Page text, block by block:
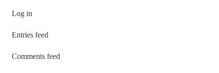
Log in
Entries feed
Comments feed